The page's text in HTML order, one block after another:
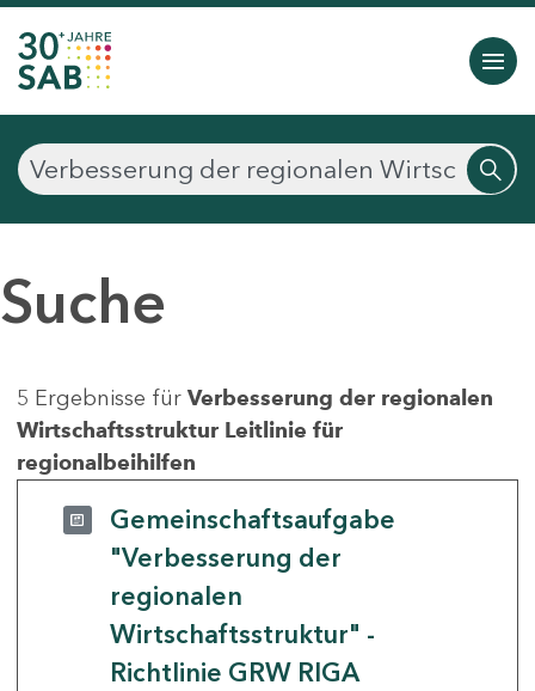
Suche
5 Ergebnisse für Verbesserung der regionalen
Wirtschaftsstruktur Leitlinie für
regionalbeihilfen
Gemeinschaftsaufgabe
"Verbesserung der
regionalen
Wirtschaftsstruktur" -
Richtlinie GRW RIGA